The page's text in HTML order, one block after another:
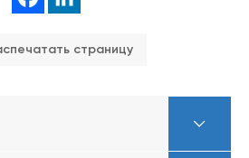
страницу